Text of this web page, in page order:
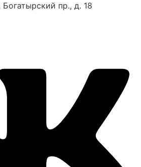
пр., д. 18